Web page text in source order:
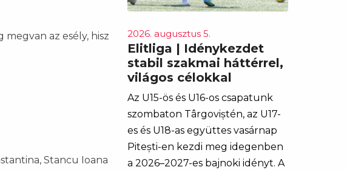
az esély, hisz
Stancu Ioana
2026. augusztus 5.
Elitliga | Idénykezdet
stabil szakmai háttérrel,
világos célokkal
Az U15-ös és U16-os csapatunk
szombaton Târgoviștén, az U17-
es és U18-as együttes vasárnap
Pitești-en kezdi meg idegenben
a 2026–2027-es bajnoki idényt. A